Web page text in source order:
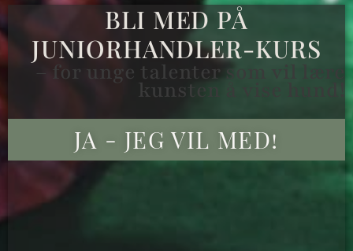
BLI MED PÅ
JUNIORHANDLER-KURS
– for unge talenter som vil lære
kunsten å vise hund!
JA - JEG VIL MED!